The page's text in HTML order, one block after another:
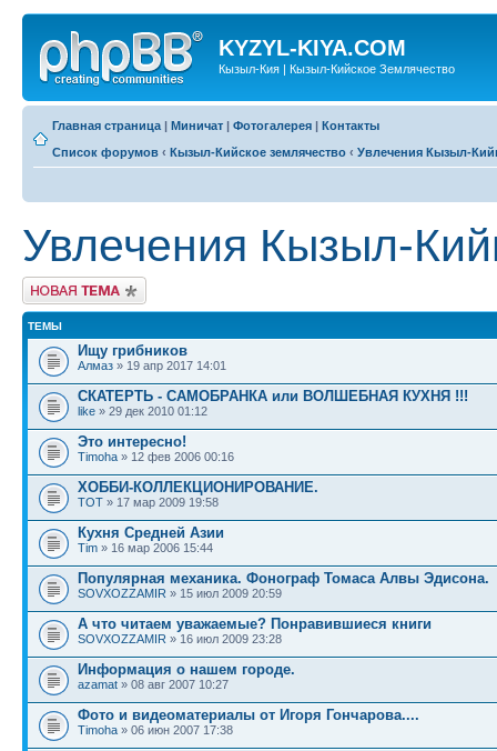
KYZYL-KIYA.COM
Кызыл-Кия | Кызыл-Кийское Землячество
Главная страница | Миничат | Фотогалерея | Контакты
Список форумов ‹ Кызыл-Кийское землячество ‹ Увлечения Кызыл-
Увлечения Кызыл-
Новая тема
ТЕМЫ
Ищу грибников
Алмаз » 19 апр 2017 14:01
СКАТЕРТЬ - САМОБРАНКА или ВОЛШЕБНАЯ КУХНЯ !!!
like » 29 дек 2010 01:12
Это интересно!
Timoha » 12 фев 2006 00:16
ХОББИ-КОЛЛЕКЦИОНИРОВАНИЕ.
TOT » 17 мар 2009 19:58
Кухня Средней Азии
Tim » 16 мар 2006 15:44
Популярная механика. Фонограф Томаса Алвы Эдисона.
SOVXOZZAMIR » 15 июл 2009 20:59
А что читаем уважаемые? Понравившиеся книги
SOVXOZZAMIR » 16 июл 2009 23:28
Информация о нашем городе.
azamat » 08 авг 2007 10:27
Фото и видеоматериалы от Игоря Гончарова....
Timoha » 06 июн 2007 17:38